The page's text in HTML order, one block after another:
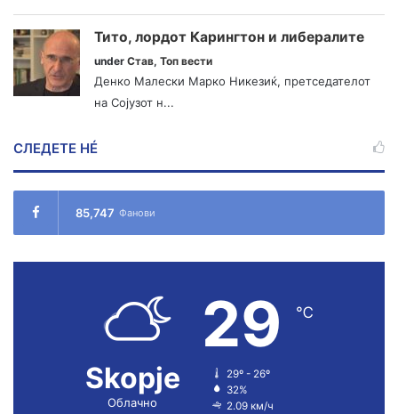
Тито, лордот Карингтон и либералите
under Став, Топ вести
Денко Малески Марко Никезиќ, претседателот
на Сојузот н...
СЛЕДЕТЕ НÉ
85,747 Фанови
Skopje
Облачно
29 ℃
29º - 26º
32%
2.09 км/ч